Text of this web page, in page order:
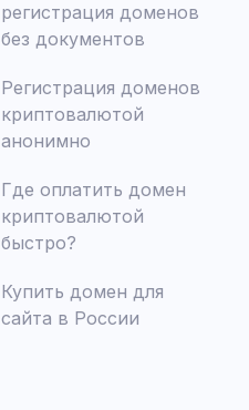
регистрация доменов
без документов
Регистрация доменов
криптовалютой
анонимно
Где оплатить домен
криптовалютой
быстро?
Купить домен для
сайта в России